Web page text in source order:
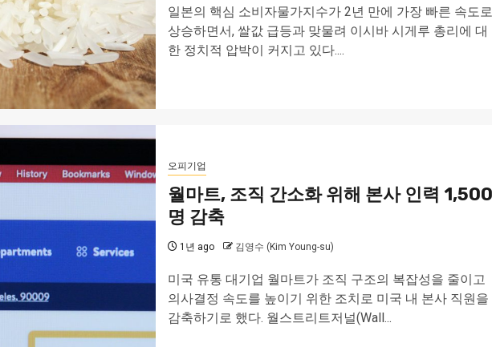
일본의 핵심 소비자물가지수가 2년 만에 가장 빠른 속도로
상승하면서, 쌀값 급등과 맞물려 이시바 시게루 총리에 대
한 정치적 압박이 커지고 있다....
오피기업
월마트, 조직 간소화 위해 본사 인력 1,500
명 감축
1년 ago 김영수 (Kim Young-su)
미국 유통 대기업 월마트가 조직 구조의 복잡성을 줄이고
의사결정 속도를 높이기 위한 조치로 미국 내 본사 직원을
감축하기로 했다. 월스트리트저널(Wall...